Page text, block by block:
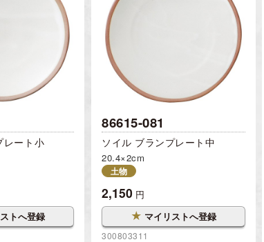
レート小
トへ登録
86615-081
ソイル ブランプレート中
20.4×2cm
土物
2,150 円
★ マイリストへ登録
300803311